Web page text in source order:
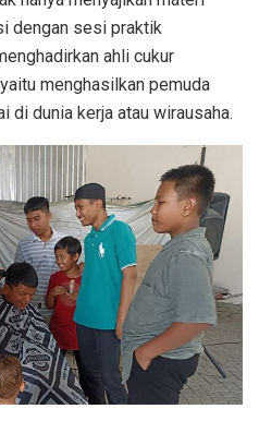
dengan sesi praktik
ahli cukur
menghasilkan pemuda
dunia kerja atau wirausaha.